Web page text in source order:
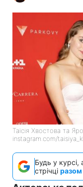
Таїсія Хвостова та
instagram.com/
Будь у курсі,
стрічці разом